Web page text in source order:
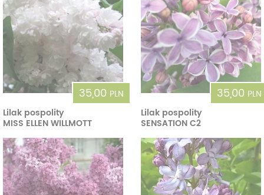
35,00 PLN
Lilak pospolity
MISS ELLEN WILLMOTT
35,00 PLN
Lilak pospolity
SENSATION C2